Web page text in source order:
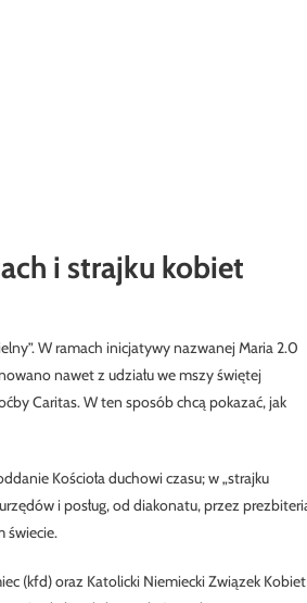
i strajku kobiet
W ramach inicjatywy nazwanej Maria 2.0
nawet z udziału we mszy świętej
Caritas. W ten sposób chcą pokazać, jak
Kościoła duchowi czasu; w „strajku
i posług, od diakonatu, przez
świecie.
(kfd) oraz Katolicki Niemiecki Związek Kobiet